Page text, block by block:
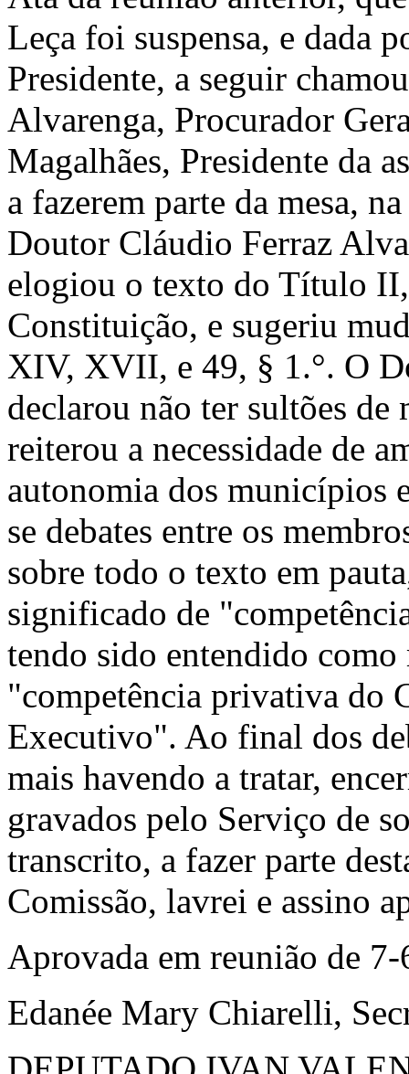
Leça foi suspensa, e dada
Presidente, a seguir
Alvarenga, Procurador
Magalhães, Presidente da
a fazerem parte da mesa,
Doutor Cláudio Ferraz
elogiou o texto do Título
Constituição, e sugeriu
XIV, XVII, e 49, § 1.°. O
declarou não ter sultões de
reiterou a necessidade de
autonomia dos municípios
se debates entre os
sobre todo o texto em
significado de
tendo sido entendido
"competência privativa do
Executivo". Ao final dos
mais havendo a tratar,
gravados pelo Serviço de
transcrito, a fazer parte
Comissão, lavrei e assino
Aprovada em reunião de
Edanée Mary Chiarelli,